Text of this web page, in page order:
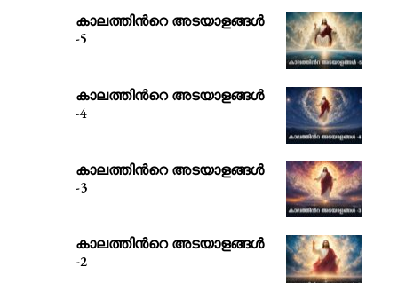
കാലത്തിൻറെ അടയാളങ്ങൾ
-5
കാലത്തിൻറെ അടയാളങ്ങൾ
-4
കാലത്തിൻറെ അടയാളങ്ങൾ
-3
കാലത്തിൻറെ അടയാളങ്ങൾ
-2